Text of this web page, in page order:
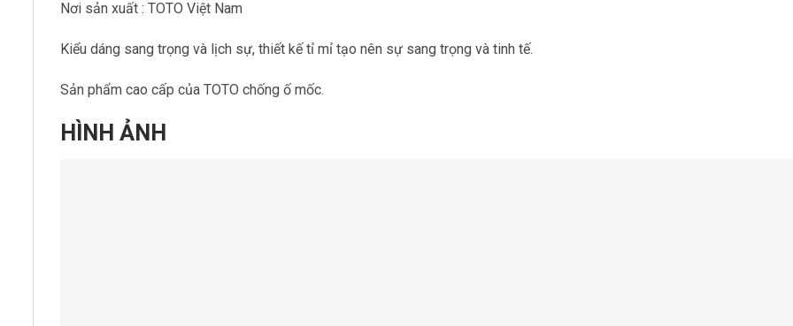
Nơi sản xuất : TOTO Việt Nam
Kiểu dáng sang trọng và lịch sự, thiết kế tỉ mỉ tạo nên sự sang trọng và tinh tế.
Sản phẩm cao cấp của TOTO chống ố mốc.
HÌNH ẢNH